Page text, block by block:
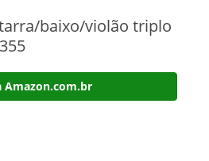
baixo/violão triplo
Amazon.com.br